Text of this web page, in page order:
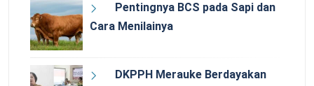
Pentingnya BCS pada Sapi dan
Cara Menilainya
DKPPH Merauke Berdayakan